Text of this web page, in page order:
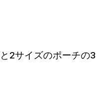
2サイズのポーチの3